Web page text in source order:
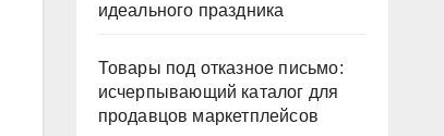
идеального праздника
Товары под отказное письмо:
исчерпывающий каталог для
продавцов маркетплейсов